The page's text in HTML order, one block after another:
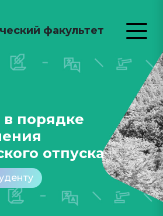
факультет
порядке
отпуска